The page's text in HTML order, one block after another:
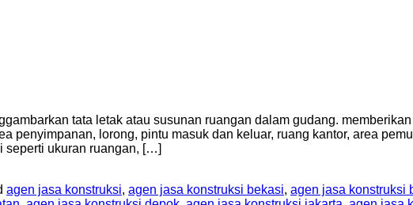
tata letak atau susunan ruangan dalam gudang.
penyimpanan, lorong, pintu masuk dan keluar, ruang kantor, area
seperti ukuran ruangan, […]
agen jasa konstruksi, agen jasa konstruksi bekasi, agen jasa konstruksi